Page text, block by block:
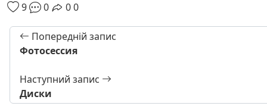
9
0 00
Попередній запис
Фотосессия
Наступний запис
Диски